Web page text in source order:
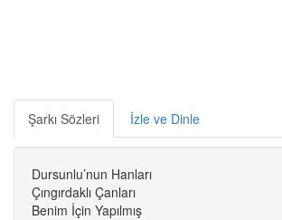
Şarkı Sözleri İzle ve Dinle
Dursunlu’nun Hanları
Çıngırdaklı Çanları
Benim İçin Yapılmış